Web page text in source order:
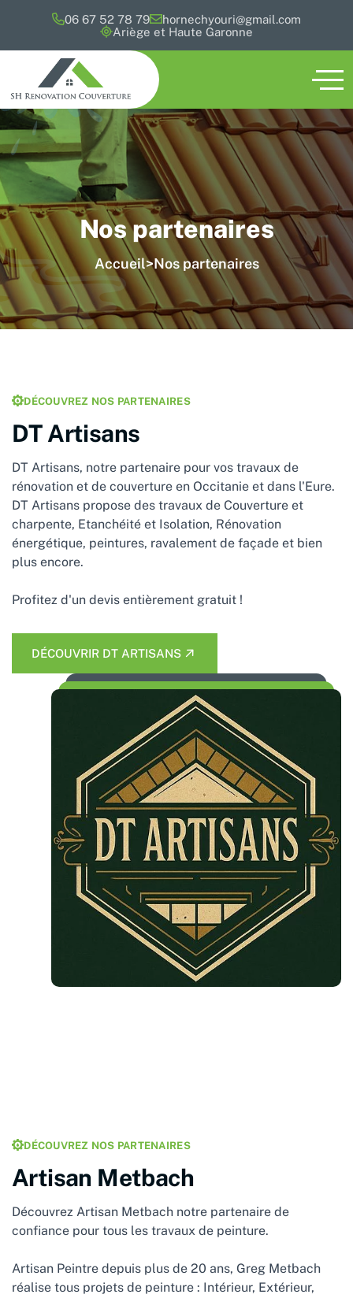
06 67 52 78 79
hornechyouri@gmail.com
Ariège et Haute Garonne
Nos partenaires
Accueil>Nos partenaires
DÉCOUVREZ NOS PARTENAIRES
DT Artisans
DT Artisans, notre partenaire pour vos travaux de
rénovation et de couverture en Occitanie et dans l'Eure.
DT Artisans propose des travaux de Couverture et
charpente, Etanchéité et Isolation, Rénovation
énergétique, peintures, ravalement de façade et bien
plus encore.
Profitez d'un devis entièrement gratuit !
DÉCOUVRIR DT ARTISANS
DÉCOUVREZ NOS PARTENAIRES
Artisan Metbach
Découvrez Artisan Metbach notre partenaire de
confiance pour tous les travaux de peinture.
Artisan Peintre depuis plus de 20 ans, Greg Metbach
réalise tous projets de peinture : Intérieur, Extérieur,